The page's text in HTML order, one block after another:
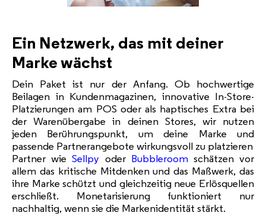
Ein Netzwerk, das mit deiner
Marke wächst
Dein Paket ist nur der Anfang. Ob hochwertige
Beilagen in Kundenmagazinen, innovative In-Store-
Platzierungen am POS oder als haptisches Extra bei
der Warenübergabe in deinen Stores, wir nutzen
jeden Berührungspunkt, um deine Marke und
passende Partnerangebote wirkungsvoll zu platzieren
Partner wieSellpy oder Bubbleroomschätzen vor
allem das kritische Mitdenken und das Maßwerk, das
ihre Marke schützt und gleichzeitig neue Erlösquellen
erschließt. Monetarisierung funktioniert nur
nachhaltig, wenn sie die Markenidentität stärkt.